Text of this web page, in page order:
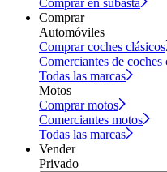
Comprar en subasta
Comprar
Automóviles
Comprar coches clásicos
Comerciantes de coches
Todas las marcas
Motos
Comprar motos
Comerciantes motos
Todas las marcas
Vender
Privado